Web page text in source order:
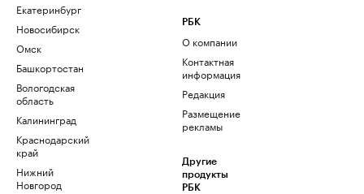
Екатеринбург
Новосибирск
Омск
Башкортостан
Вологодская
область
Калининград
Краснодарский
край
Нижний
Новгород
РБК
О компании
Контактная
информация
Редакция
Размещение
рекламы
Другие
продукты
РБК